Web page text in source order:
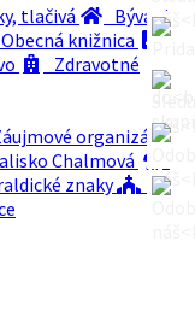
tlačivá
Bývanie
Obecná knižnica
Zdravotné
organizácie
Chalmová
znaky